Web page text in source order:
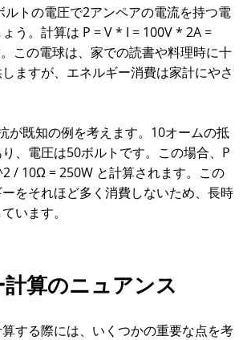
ルトの電圧で2アンペアの電流を持つ電
う。計算は P = V * I = 100V * 2A =
この電球は、家での読書や料理時に十
ますが、エネルギー消費は家計にやさ
が既知の例を考えます。10オームの抵
、電圧は50ボルトです。この場合、P
/ 10Ω = 250W と計算されます。この
をそれほど多く消費しないため、長時
います。
算のニュアンス
する際には、いくつかの重要な点を考